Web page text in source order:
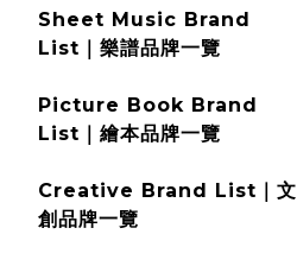
Sheet Music Brand
List｜樂譜品牌一覽
Picture Book Brand
List｜繪本品牌一覽
Creative Brand List｜文
創品牌一覽